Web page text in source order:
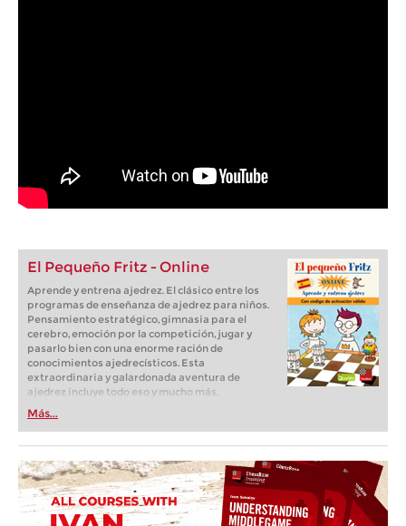
El Pequeño Fritz - Online
Aprende y entrena ajedrez. El clásico entre los
programas de enseñanza de ajedrez para niños.
Pensamiento estratégico, gimnasia para el
cerebro, emoción por la competición, jugar y
pasarlo bien con una enorme ración de
conocimientos ajedrecísticos. Esta
extraordinaria y galardonada aventura de
ajedrez incluye todo eso y mucho más.
Más...